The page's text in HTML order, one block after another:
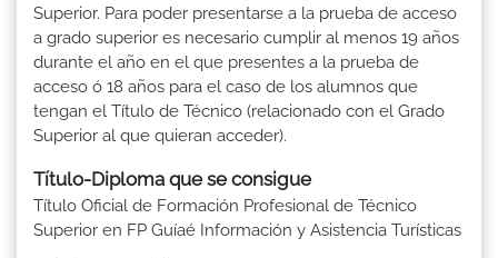
Superior. Para poder presentarse a la prueba de acceso
a grado superior es necesario cumplir al menos 19 años
durante el año en el que presentes a la prueba de
acceso ó 18 años para el caso de los alumnos que
tengan el Título de Técnico (relacionado con el Grado
Superior al que quieran acceder).
Título-Diploma que se consigue
Título Oficial de Formación Profesional de Técnico
Superior en FP Guíaé Información y Asistencia Turísticas